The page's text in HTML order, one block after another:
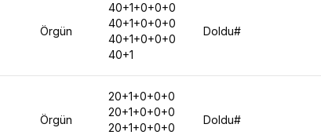
Örgün
40+1+0+0+0
40+1+0+0+0
40+1+0+0+0
40+1
Doldu#
Örgün
20+1+0+0+0
20+1+0+0+0
20+1+0+0+0
Doldu#